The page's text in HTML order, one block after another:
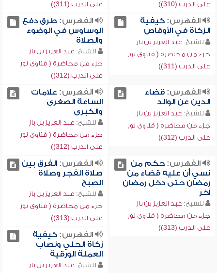
على الدرب (310))
على الدرب (311))
الفهرس:كيفية
الزكاة في الأوقاص
للشيخ: عبد العزيز بن باز
جزء من محاضرة ( فتاوى نور
على الدرب (311))
الفهرس: طرق دفع
الوساوس في الوضوء
والصلاة
للشيخ: عبد العزيز بن باز
جزء من محاضرة ( فتاوى نور
على الدرب (312))
الفهرس:قضاء
الدين عن الوالد
للشيخ: عبد العزيز بن باز
جزء من محاضرة ( فتاوى نور
على الدرب (312))
الفهرس: علامات
الساعة الصغرى
والكبرى
للشيخ: عبد العزيز بن باز
جزء من محاضرة ( فتاوى نور
على الدرب (312))
الفهرس:حكم من
نسي أن عليه قضاء من
رمضان حتى دخل رمضان
آخر
للشيخ: عبد العزيز بن باز
جزء من محاضرة ( فتاوى نور
على الدرب (313))
الفهرس:الفرق بين
صلاة الفجر وصلاة
الصبح
للشيخ: عبد العزيز بن باز
جزء من محاضرة ( فتاوى نور
على الدرب (313))
الفهرس:كيفية
زكاة الحلي ونصاب
العملة الورقية
للشيخ: عبد العزيز بن باز